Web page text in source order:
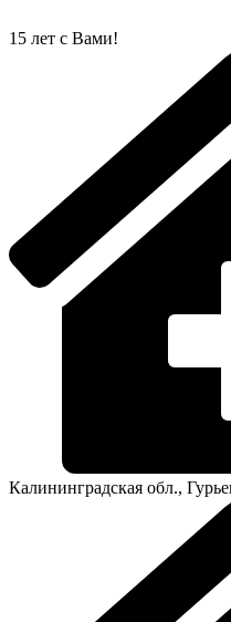
к15 лет с Вами!
Калининградская обл.,